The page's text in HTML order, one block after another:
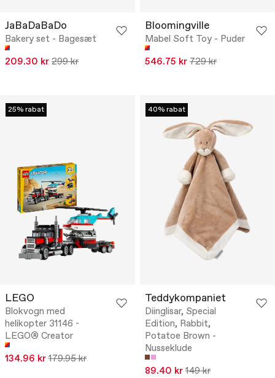
JaBaDaBaDo
Bakery set - Bagesæt
209.30 kr 299 kr
Bloomingville
Mabel Soft Toy - Puder
546.75 kr 729 kr
25% rabat
LEGO
Blokvogn med
helikopter 31146 -
LEGO® Creator
134.96 kr 179.95 kr
40% rabat
Teddykompaniet
Diinglisar, Special
Edition, Rabbit,
Potatoe Brown -
Nusseklude
89.40 kr 149 kr